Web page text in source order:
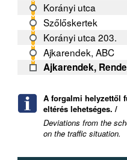
Korányi utca
Szőlőskertek
Korányi utca 203.
Ajkarendek, ABC
Ajkarendek,
A forgalmi helyzettől
eltérés lehetséges. /
Deviations from the
on the traffic situation.